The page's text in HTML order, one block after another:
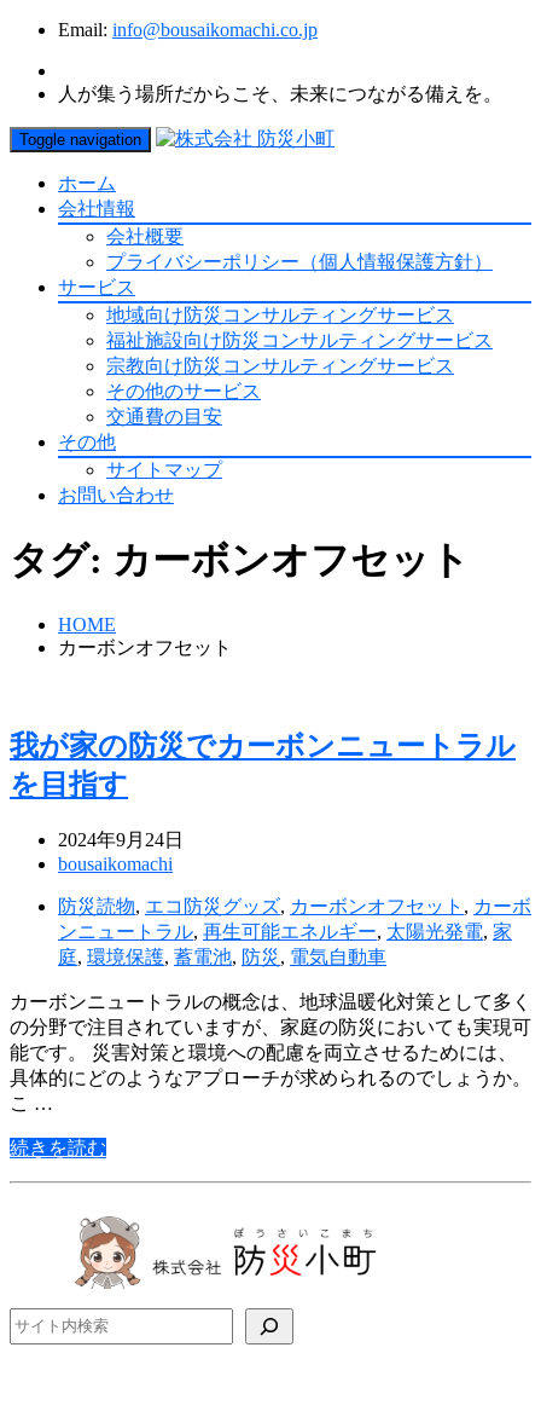
Email: info@bousaikomachi.co.jp
人が集う場所だからこそ、未来につながる備えを。
Toggle navigation
ホーム
会社情報
会社概要
プライバシーポリシー（個人情報保護方針）
サービス
地域向け防災コンサルティングサービス
福祉施設向け防災コンサルティングサービス
宗教向け防災コンサルティングサービス
その他のサービス
交通費の目安
その他
サイトマップ
お問い合わせ
タグ: カーボンオフセット
HOME
カーボンオフセット
我が家の防災でカーボンニュートラル
を目指す
2024年9月24日
bousaikomachi
防災読物, エコ防災グッズ, カーボンオフセット , カーボ
ンニュートラル, 再生可能エネルギー, 太陽光発電, 家
庭, 環境保護, 蓄電池, 防災, 電気自動車
カーボンニュートラルの概念は、地球温暖化対策として多く
の分野で注目されていますが、家庭の防災においても実現可
能です。 災害対策と環境への配慮を両立させるためには、
具体的にどのようなアプローチが求められるのでしょうか。
こ …
続きを読む
検索